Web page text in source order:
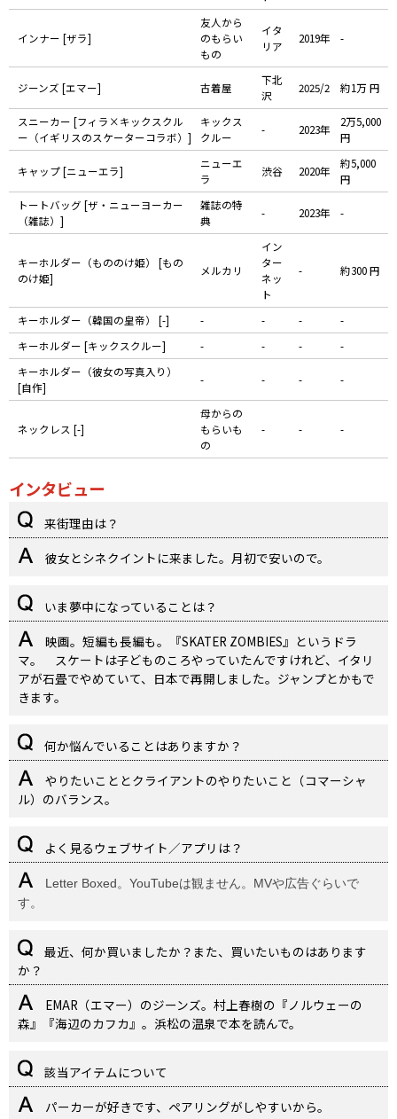
インナー [ザラ]
友人から
のもらい
もの
イタ
リア
2019年 -
ジーンズ [エマー] 古着屋
下北
沢
2025/2 約1万 円
スニーカー [フィラ×キックスクル
ー（イギリスのスケーターコラボ）]
キックス
クルー
- 2023年
2万5,000
円
キャップ [ニューエラ]
ニューエ
ラ
渋谷 2020年
約5,000
円
トートバッグ [ザ・ニューヨーカー
（雑誌）]
雑誌の特
典
- 2023年 -
キーホルダー（もののけ姫） [もの
のけ姫]
メルカリ
イン
ター
ネッ
ト
- 約300 円
キーホルダー（韓国の皇帝） [-] - - -
-
キーホルダー [キックスクルー]
- - -
-
キーホルダー（彼女の写真入り）
[自作]
- - - -
ネックレス [-]
母からの
もらいも
の
- - -
インタビュー
来街理由は？
彼女とシネクイントに来ました。月初で安いので。
いま夢中になっていることは？
映画。短編も長編も。『SKATER ZOMBIES』というドラ
マ。 スケートは子どものころやっていたんですけれど、イタリ
アが石畳でやめていて、日本で再開しました。ジャンプとかもで
きます。
何か悩んでいることはありますか？
やりたいこととクライアントのやりたいこと（コマーシャ
ル）のバランス。
よく見るウェブサイト／アプリは？
Letter Boxed。YouTubeは観ません。MVや広告ぐらいで
す。
最近、何か買いましたか？また、買いたいものはあります
か？
EMAR（エマー）のジーンズ。村上春樹の『ノルウェーの
森』『海辺のカフカ』。浜松の温泉で本を読んで。
該当アイテムについて
パーカーが好きです、ペアリングがしやすいから。